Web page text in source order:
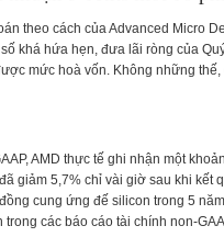
theo cách của Advanced Micro
khá hứa hẹn, đưa lãi ròng của
mức hoà vốn. Không những thế,
AMD thực tế ghi nhận một
giảm 5,7% chỉ vài giờ sau khi kết
cung ứng đế silicon trong 5
các báo cáo tài chính non-